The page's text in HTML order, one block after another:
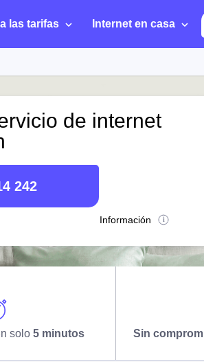
las tarifas Internet en casa
de internet
242
Información
solo 5 minutos Sin